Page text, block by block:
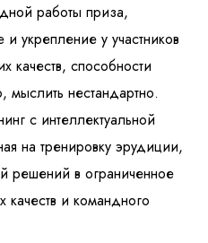
работы приза,
укрепление у участников
качеств, способности
мыслить нестандартно.
с интеллектуальной
на тренировку эрудиции,
решений в ограниченное
качеств и командного